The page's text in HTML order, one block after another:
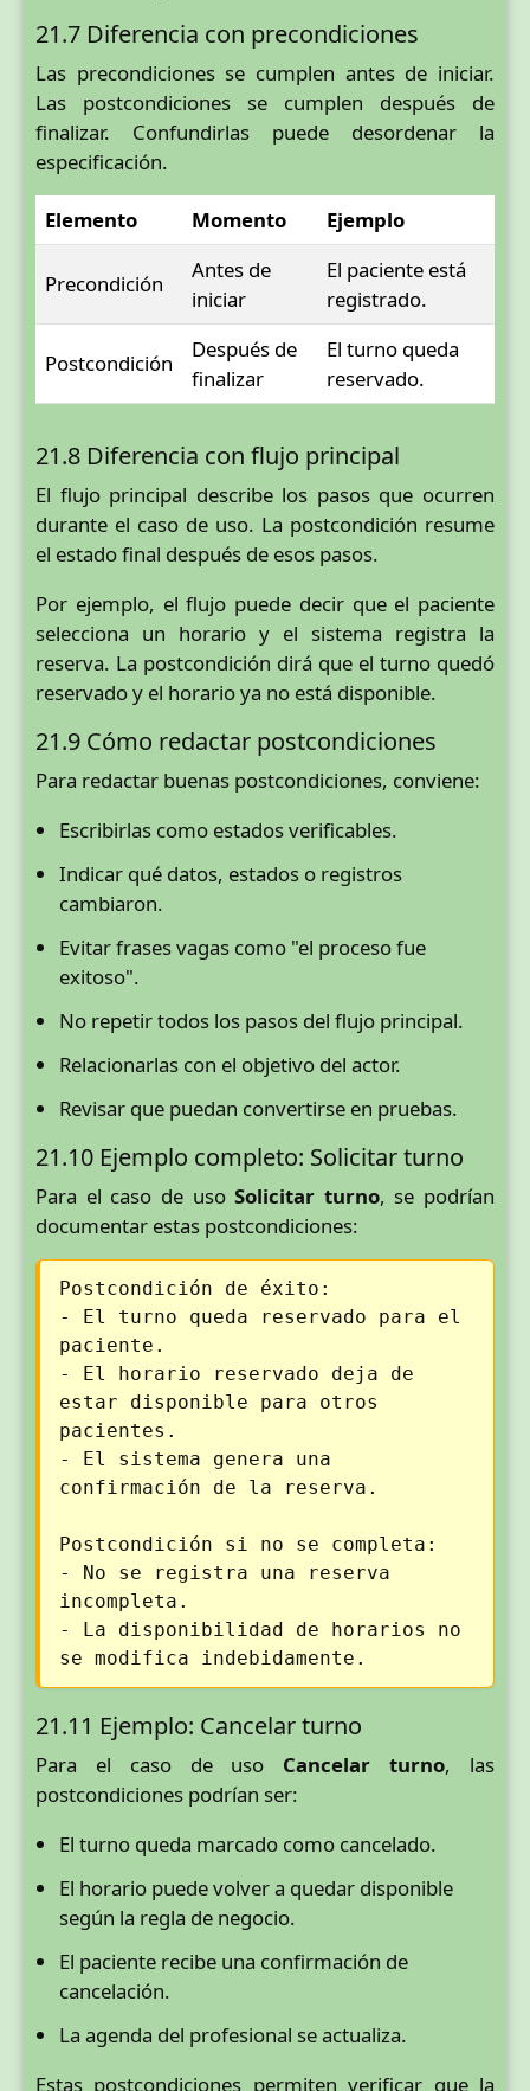
21.7 Diferencia con precondiciones
Las precondiciones se cumplen antes de iniciar.
Las postcondiciones se cumplen después de
finalizar. Confundirlas puede desordenar la
especificación.
Elemento Momento Ejemplo
Precondición
Antes de
iniciar
El paciente está
registrado.
Postcondición
Después de
finalizar
El turno queda
reservado.
21.8 Diferencia con flujo principal
El flujo principal describe los pasos que ocurren
durante el caso de uso. La postcondición resume
el estado final después de esos pasos.
Por ejemplo, el flujo puede decir que el paciente
selecciona un horario y el sistema registra la
reserva. La postcondición dirá que el turno quedó
reservado y el horario ya no está disponible.
21.9 Cómo redactar postcondiciones
Para redactar buenas postcondiciones, conviene:
Escribirlas como estados verificables.
Indicar qué datos, estados o registros
cambiaron.
Evitar frases vagas como "el proceso fue
exitoso".
No repetir todos los pasos del flujo principal.
Relacionarlas con el objetivo del actor.
Revisar que puedan convertirse en pruebas.
21.10 Ejemplo completo: Solicitar turno
Para el caso de usoSolicitar turno, se podrían
documentar estas postcondiciones:
Postcondición de éxito:
- El turno queda reservado para el
paciente.
- El horario reservado deja de
estar disponible para otros
pacientes.
- El sistema genera una
confirmación de la reserva.
Postcondición si no se completa:
- No se registra una reserva
incompleta.
- La disponibilidad de horarios no
se modifica indebidamente.
21.11 Ejemplo: Cancelar turno
Para el caso de uso Cancelar turno, las
postcondiciones podrían ser:
El turno queda marcado como cancelado.
El horario puede volver a quedar disponible
según la regla de negocio.
El paciente recibe una confirmación de
cancelación.
La agenda del profesional se actualiza.
Estas postcondiciones permiten verificar que la